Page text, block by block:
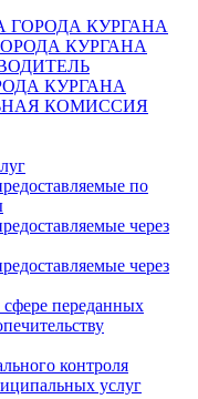
ГОРОДА КУРГАНА
КУРГАНА
КУРГАНА
КОМИССИЯ
по
через
через
сфере переданных
контроля
услуг